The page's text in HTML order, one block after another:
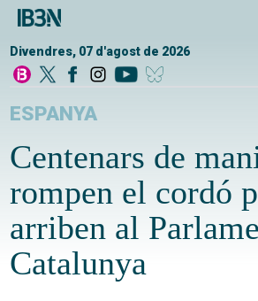
Divendres, 07 d'agost de 2026
ESPANYA
Centenars de
rompen el cordó
arriben al
Catalunya